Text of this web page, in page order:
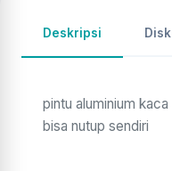
Deskripsi
pintu aluminium
bisa nutup sendiri